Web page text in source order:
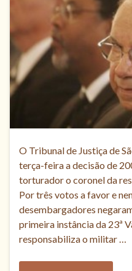
O Tribunal de Justiça de
terça-feira a decisão de
torturador o coronel da
Por três votos a favor e
desembargadores
primeira instância da 23ª
responsabiliza o militar …